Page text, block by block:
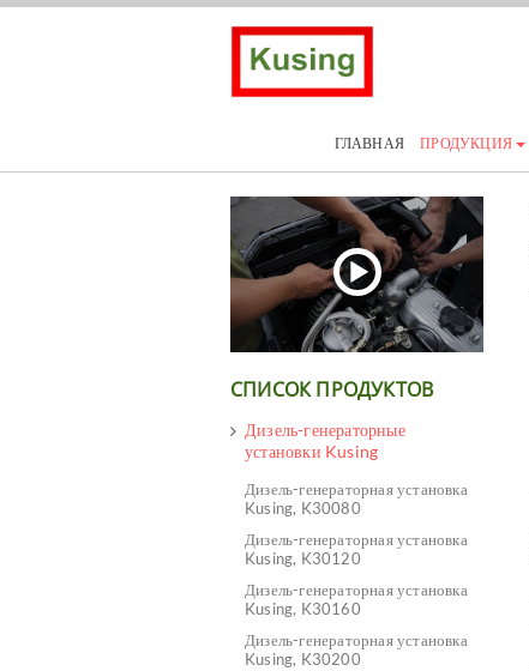
ГЛАВНАЯ ПРОДУКЦИЯ
СПИСОК ПРОДУКТОВ
Дизель-генераторные
установки Kusing
Дизель-генераторная установка
Kusing, K30080
Дизель-генераторная установка
Kusing, K30120
Дизель-генераторная установка
Kusing, K30160
Дизель-генераторная установка
Kusing, K30200